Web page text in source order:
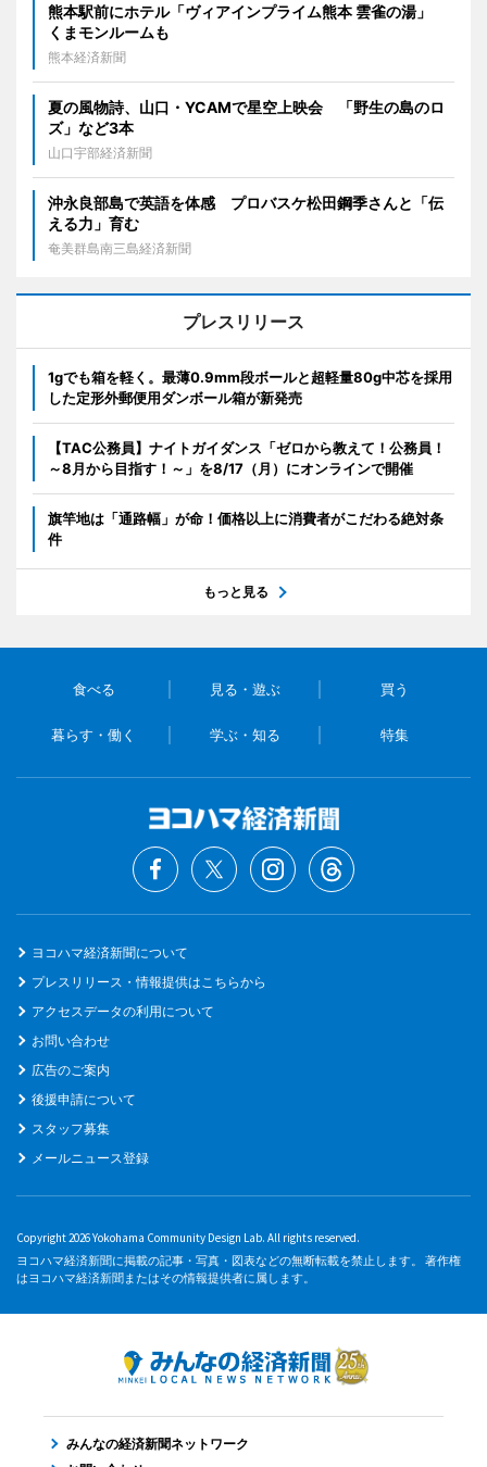
熊本駅前にホテル「ヴィアインプライム熊本 雲雀の湯」
くまモンルームも
熊本経済新聞
夏の風物詩、山口・YCAMで星空上映会 「野生の島のロ
ズ」など3本
山口宇部経済新聞
沖永良部島で英語を体感 プロバスケ松田鋼季さんと「伝
える力」育む
奄美群島南三島経済新聞
プレスリリース
1gでも箱を軽く。最薄0.9mm段ボールと超軽量80g中芯を採用
した定形外郵便用ダンボール箱が新発売
【TAC公務員】ナイトガイダンス「ゼロから教えて！公務員！
～8月から目指す！～」を8/17（月）にオンラインで開催
旗竿地は「通路幅」が命！価格以上に消費者がこだわる絶対条
件
もっと見る
食べる 見る・遊ぶ 買う
暮らす・働く 学ぶ・知る 特集
ヨコハマ経済新聞について
プレスリリース・情報提供はこちらから
アクセスデータの利用について
お問い合わせ
広告のご案内
後援申請について
スタッフ募集
メールニュース登録
Copyright 2026 Yokohama Community Design Lab. All rights reserved.
ヨコハマ経済新聞に掲載の記事・写真・図表などの無断転載を禁止します。 著作権
はヨコハマ経済新聞またはその情報提供者に属します。
みんなの経済新聞ネットワーク